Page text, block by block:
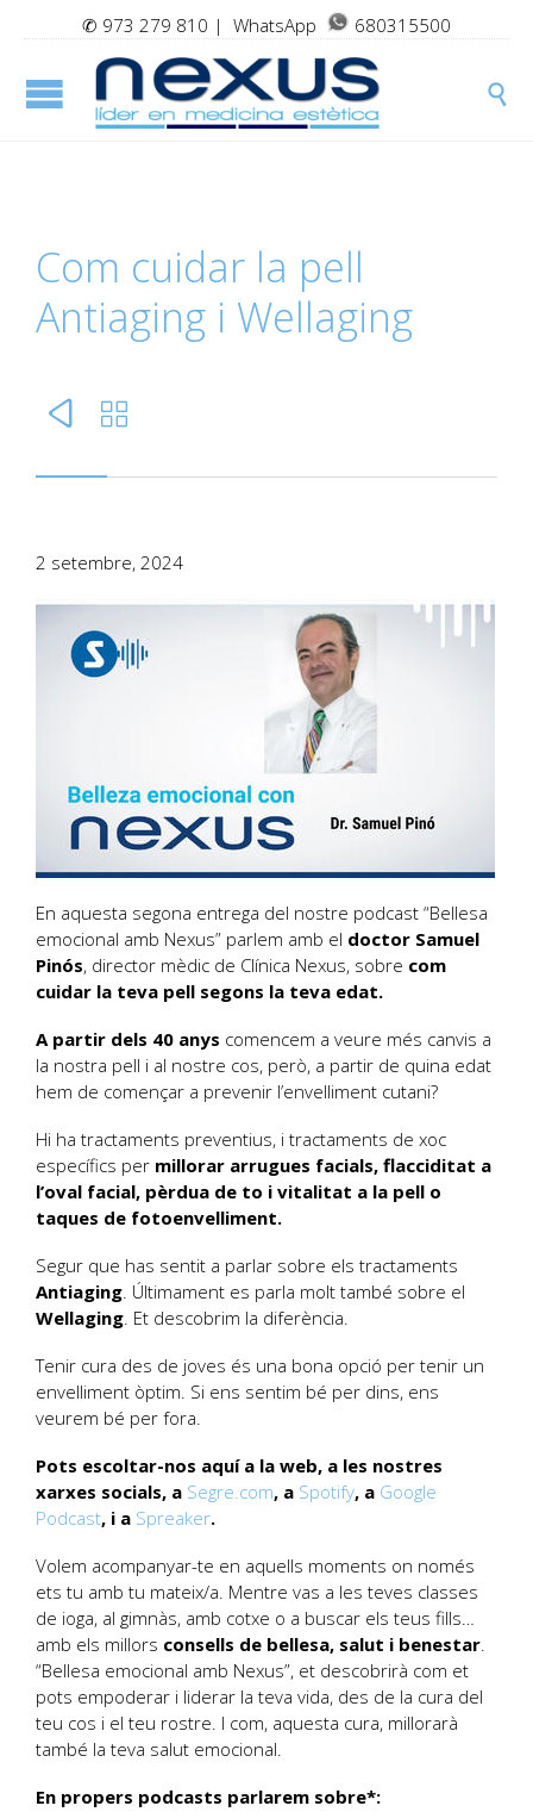
✆ 973 279 810 | WhatsApp 680315500

Com cuidar la pell
Antiaging i Wellaging
 
2 setembre, 2024
En aquesta segona entrega del nostre podcast “Bellesa
emocional amb Nexus” parlem amb el doctor Samuel
Pinós, director mèdic de Clínica Nexus, sobre com
cuidar la teva pell segons la teva edat.
A partir dels 40 anys comencem a veure més canvis a
la nostra pell i al nostre cos, però, a partir de quina edat
hem de començar a prevenir l’envelliment cutani?
Hi ha tractaments preventius, i tractaments de xoc
específics per millorar arrugues facials, flacciditat a
l’oval facial, pèrdua de to i vitalitat a la pell o
taques de fotoenvelliment.
Segur que has sentit a parlar sobre els tractaments
Antiaging. Últimament es parla molt també sobre el
Wellaging. Et descobrim la diferència.
Tenir cura des de joves és una bona opció per tenir un
envelliment òptim. Si ens sentim bé per dins, ens
veurem bé per fora.
Pots escoltar-nos aquí a la web, a les nostres
xarxes socials, a Segre.com, a Spotify, a Google
Podcast, i a Spreaker.
Volem acompanyar-te en aquells moments on només
ets tu amb tu mateix/a. Mentre vas a les teves classes
de ioga, al gimnàs, amb cotxe o a buscar els teus fills…
amb els millors consells de bellesa, salut i benestar.
“Bellesa emocional amb Nexus”, et descobrirà com et
pots empoderar i liderar la teva vida, des de la cura del
teu cos i el teu rostre. I com, aquesta cura, millorarà
també la teva salut emocional.
En propers podcasts parlarem sobre*: